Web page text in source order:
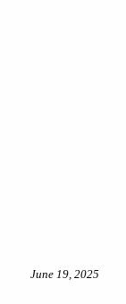
June 19, 2025